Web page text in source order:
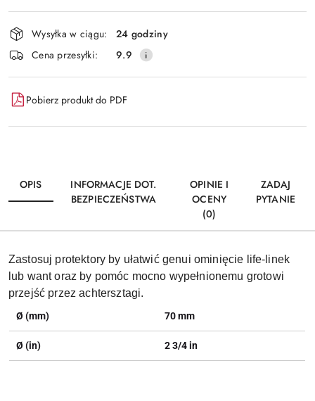
Wyślij
Dostępność
i
dostawa
Wysyłka w ciągu:
24 godziny
Cena przesyłki:
9.9
Pobierz produkt do PDF
OPIS
INFORMACJE DOT.
BEZPIECZEŃSTWA
OPINIE I
OCENY
(0)
ZADAJ
PYTANIE
Zastosuj protektory by ułatwić genui ominięcie life-linek
lub want oraz by pomóc mocno wypełnionemu grotowi
przejść przez achtersztagi.
Ø (mm) 70 mm
Ø (in) 2 3/4 in